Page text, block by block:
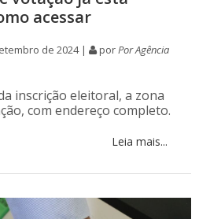
acessar
de 2024 | porPor Agência
inscrição eleitoral, a zona
com endereço completo.
Leia mais...